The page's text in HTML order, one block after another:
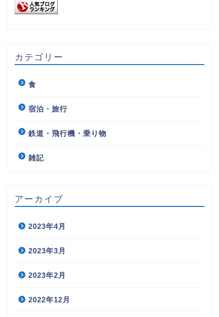
カテゴリー
食
宿泊・旅行
鉄道・飛行機・乗り物
雑記
アーカイブ
2023年4月
2023年3月
2023年2月
2022年12月